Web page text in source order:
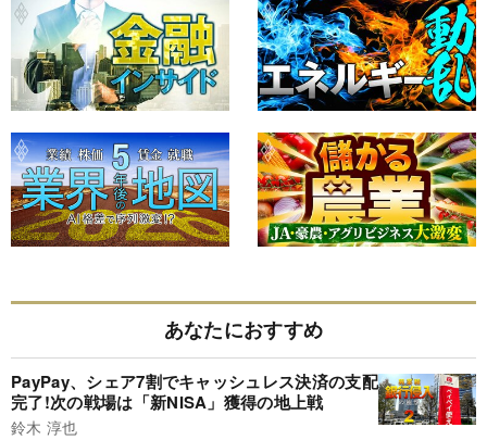
あなたにおすすめ
PayPay、シェア7割でキャッシュレス決済の支配
完了!次の戦場は「新NISA」獲得の地上戦
鈴木 淳也